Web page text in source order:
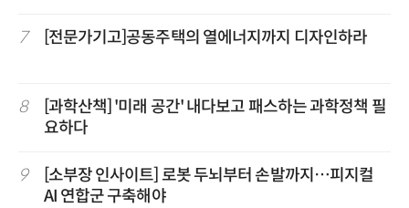
7 [전문가기고]공동주택의 열에너지까지 디자인하라
8
[과학산책] '미래 공간' 내다보고 패스하는 과학정책 필
요하다
9
[소부장 인사이트] 로봇 두뇌부터 손발까지…피지컬
AI 연합군 구축해야